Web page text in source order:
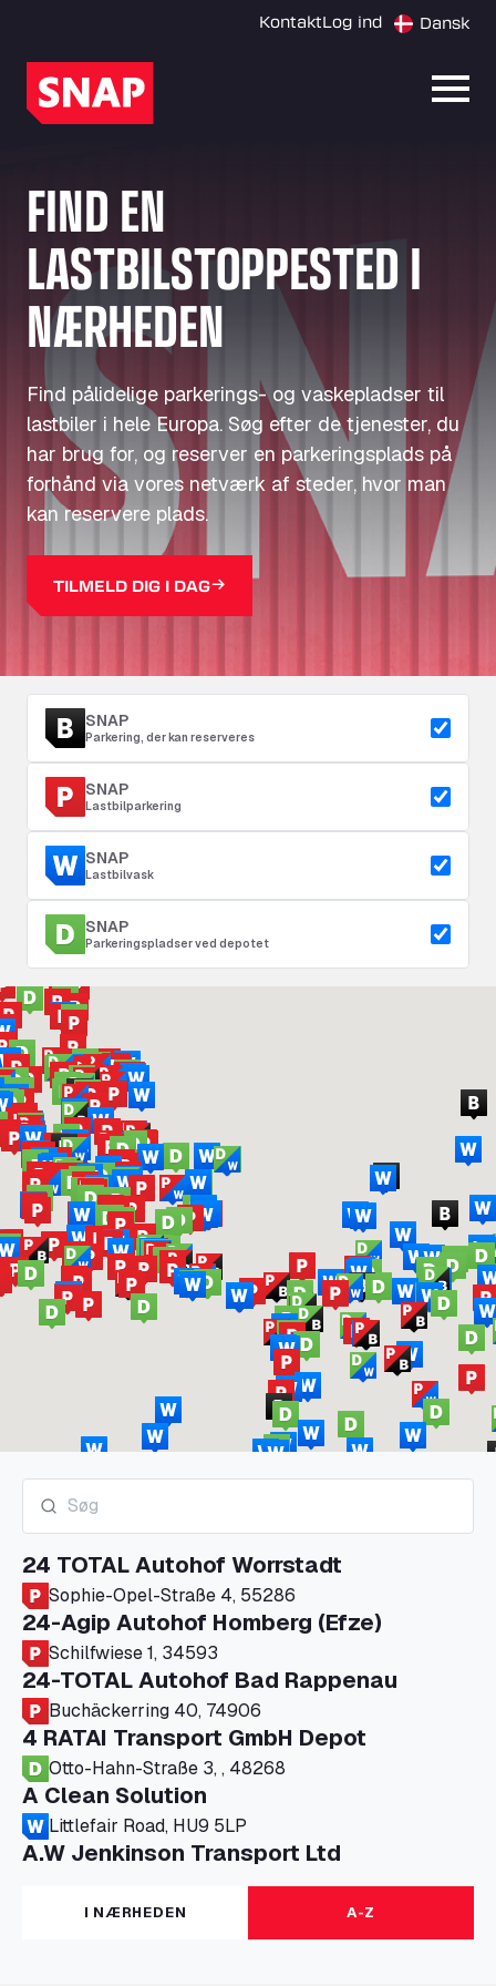
KontaktLog ind Dansk
FIND EN
LASTBILSTOPPESTED I
NÆRHEDEN
Find pålidelige parkerings- og vaskepladser til
lastbiler i hele Europa. Søg efter de tjenester, du
har brug for, og reserver en parkeringsplads på
forhånd via vores netværk af steder, hvor man
kan reservere plads.
TILMELD DIG I DAG
SNAP
Parkering, der kan reserveres
SNAP
Lastbilparkering
SNAP
Lastbilvask
SNAP
Parkeringspladser ved depotet
24 TOTAL Autohof Worrstadt
Sophie-Opel-Straße 4, 55286
24-Agip Autohof Homberg (Efze)
Schilfwiese 1, 34593
24-TOTAL Autohof Bad Rappenau
Buchäckerring 40, 74906
4 RATAI Transport GmbH Depot
Otto-Hahn-Straße 3, , 48268
A Clean Solution
Littlefair Road, HU9 5LP
A.W Jenkinson Transport Ltd
Progress House, ME11 5GA
A+G Nettetal - Depot Parking
Am Panneschopp 7, 41334
I NÆRHEDEN A-Z